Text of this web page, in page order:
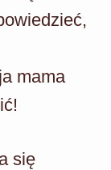
mama
się